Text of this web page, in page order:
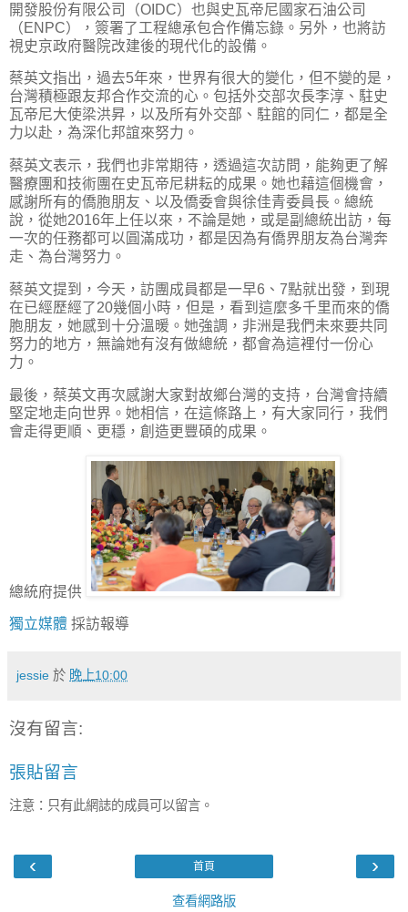
開發股份有限公司（OIDC）也與史瓦帝尼國家石油公司
（ENPC），簽署了工程總承包合作備忘錄。另外，也將訪
視史京政府醫院改建後的現代化的設備。
蔡英文指出，過去5年來，世界有很大的變化，但不變的是，
台灣積極跟友邦合作交流的心。包括外交部次長李淳、駐史
瓦帝尼大使梁洪昇，以及所有外交部、駐館的同仁，都是全
力以赴，為深化邦誼來努力。
蔡英文表示，我們也非常期待，透過這次訪問，能夠更了解
醫療團和技術團在史瓦帝尼耕耘的成果。她也藉這個機會，
感謝所有的僑胞朋友、以及僑委會與徐佳青委員長。總統
說，從她2016年上任以來，不論是她，或是副總統出訪，每
一次的任務都可以圓滿成功，都是因為有僑界朋友為台灣奔
走、為台灣努力。
蔡英文提到，今天，訪團成員都是一早6、7點就出發，到現
在已經歷經了20幾個小時，但是，看到這麼多千里而來的僑
胞朋友，她感到十分溫暖。她強調，非洲是我們未來要共同
努力的地方，無論她有沒有做總統，都會為這裡付一份心
力。
最後，蔡英文再次感謝大家對故鄉台灣的支持，台灣會持續
堅定地走向世界。她相信，在這條路上，有大家同行，我們
會走得更順、更穩，創造更豐碩的成果。
總統府提供
獨立媒體 採訪報導
jessie 於 晚上10:00
沒有留言:
張貼留言
注意：只有此網誌的成員可以留言。
‹ ›
首頁
查看網路版